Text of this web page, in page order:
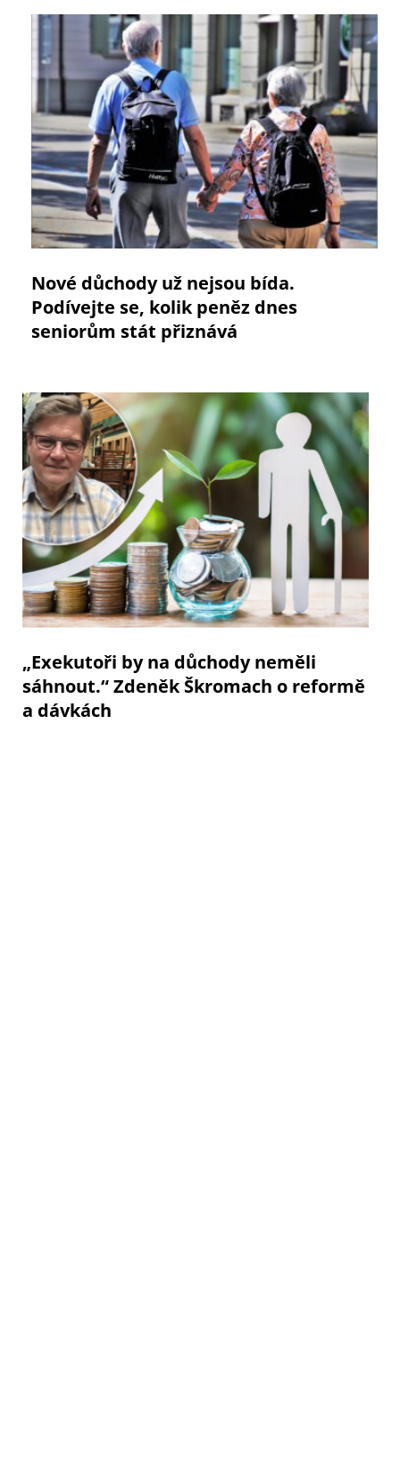
Nové důchody už nejsou bída.
Podívejte se, kolik peněz dnes
seniorům stát přiznává
„Exekutoři by na důchody neměli
sáhnout.“ Zdeněk Škromach o reformě
a dávkách